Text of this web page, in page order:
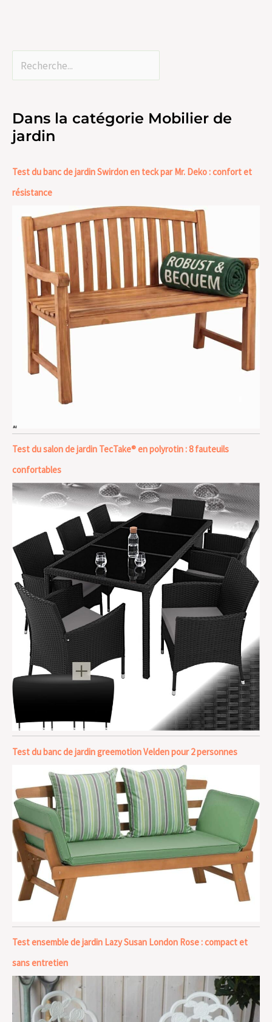
Dans la catégorie Mobilier de
jardin
Test du banc de jardin Swirdon en teck par Mr. Deko : confort et
résistance
Test du salon de jardin TecTake® en polyrotin : 8 fauteuils
confortables
Test du banc de jardin greemotion Velden pour 2 personnes
Test ensemble de jardin Lazy Susan London Rose : compact et
sans entretien